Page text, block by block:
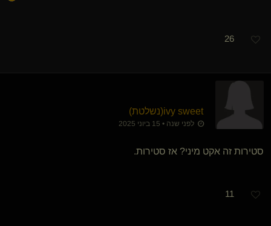
26
ivy sweet​(נשלטת)
לפני שנה • 15 ביוני 2025
סטירות זה אקט מיני? אז סטירות.
11